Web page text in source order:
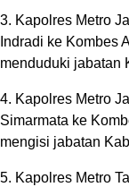
3. Kapolres Metro
Indradi ke Kombes
menduduki jabatan
4. Kapolres Metro
Simarmata ke
mengisi jabatan
5. Kapolres Metro